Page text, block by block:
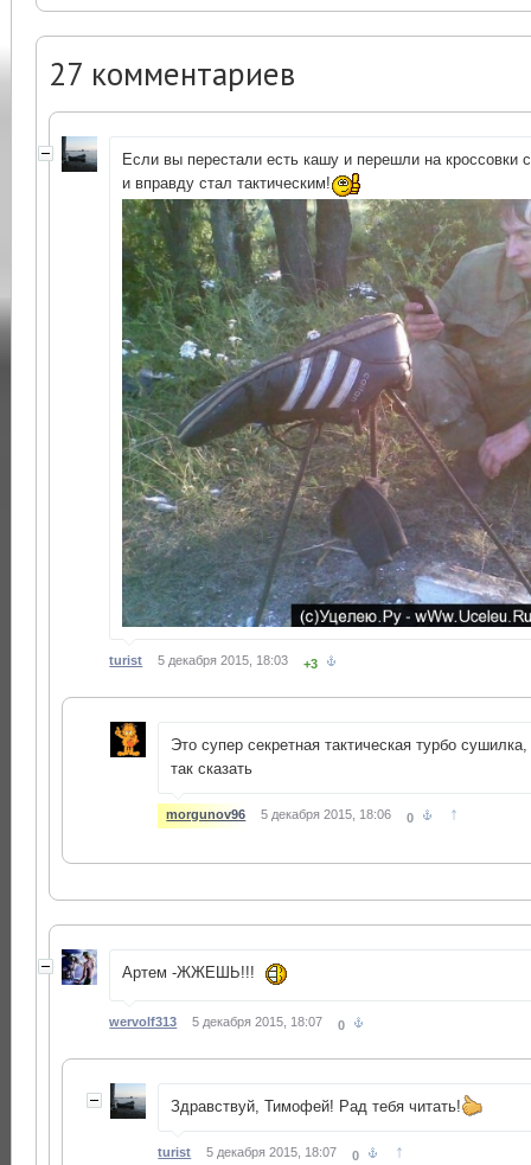
27 комментариев
Если вы перестали есть кашу и перешли на кроссовки
и вправду стал тактическим!
turist 5 декабря 2015, 18:03 +3
Это супер секретная тактическая турбо
так сказать
morgunov96 5 декабря 2015, 18:06 0 ↑
Артем -ЖЖЕШЬ!!!
wervolf313 5 декабря 2015, 18:07 0
Здравствуй, Тимофей! Рад тебя читать!
turist 5 декабря 2015, 18:07 0 ↑